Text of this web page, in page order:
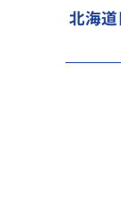
北海